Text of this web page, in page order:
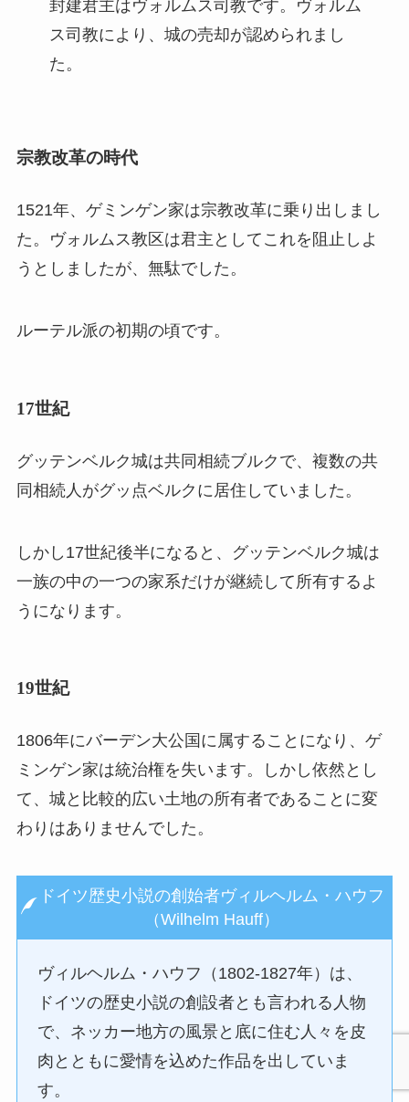
封建君主はヴォルムス司教です。ヴォルム
ス司教により、城の売却が認められまし
た。
宗教改革の時代
1521年、ゲミンゲン家は宗教改革に乗り出しまし
た。ヴォルムス教区は君主としてこれを阻止しよ
うとしましたが、無駄でした。
ルーテル派の初期の頃です。
17世紀
グッテンベルク城は共同相続ブルクで、複数の共
同相続人がグッ点ベルクに居住していました。
しかし17世紀後半になると、グッテンベルク城は
一族の中の一つの家系だけが継続して所有するよ
うになります。
19世紀
1806年にバーデン大公国に属することになり、ゲ
ミンゲン家は統治権を失います。しかし依然とし
て、城と比較的広い土地の所有者であることに変
わりはありませんでした。
ドイツ歴史小説の創始者ヴィルヘルム・ハウフ
（Wilhelm Hauff）
ヴィルヘルム・ハウフ（1802-1827年）は、
ドイツの歴史小説の創設者とも言われる人物
で、ネッカー地方の風景と底に住む人々を皮
肉とともに愛情を込めた作品を出していま
す。